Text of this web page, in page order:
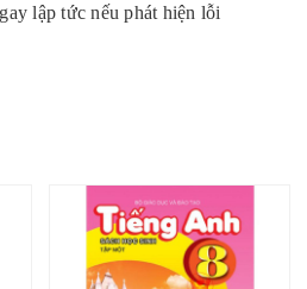
lập tức nếu phát hiện lỗi